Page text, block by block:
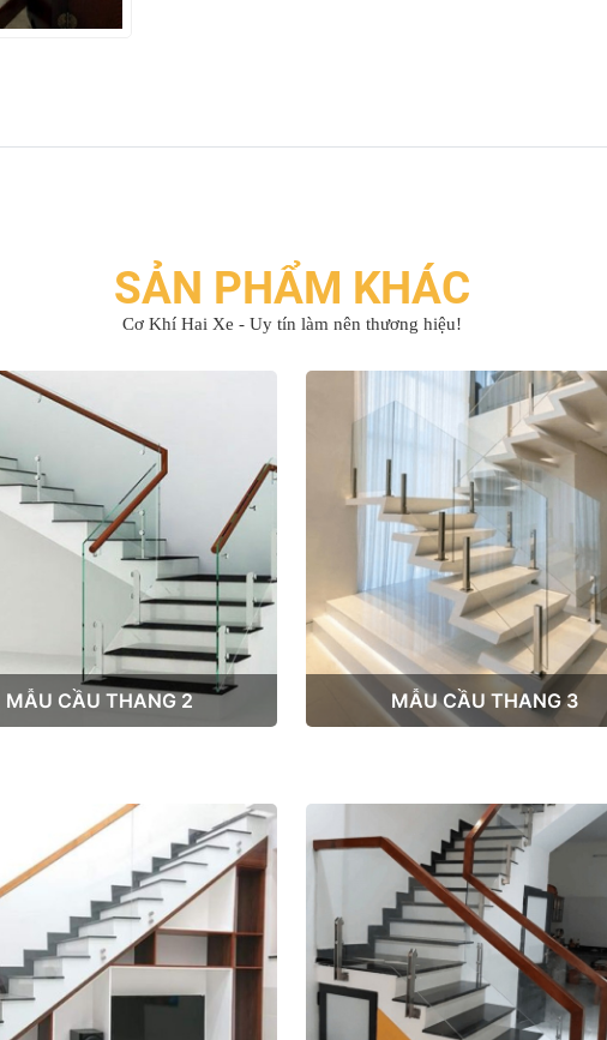
SẢN PHẨM KHÁC
Cơ Khí Hai Xe - Uy tín làm nên thương hiệu!
MẪU CẦU THANG 2 MẪU CẦU THANG 3